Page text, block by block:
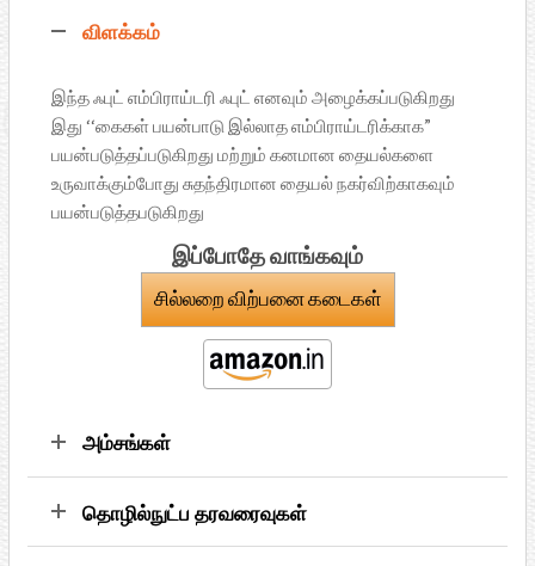
e
o
o
k
i
t
e
r
i
l
s
A
p
p
விளக்கம்
இந்த ஃபுட் எம்பிராய்டரி ஃபுட் எனவும் அழைக்கப்படுகிறது
இது ‘‘கைகள் பயன்பாடு இல்லாத எம்பிராய்டரிக்காக”
பயன்படுத்தப்படுகிறது மற்றும் கனமான தையல்களை
உருவாக்கும்போது சுதந்திரமான தையல் நகர்விற்காகவும்
பயன்படுத்தபடுகிறது
இப்போதே வாங்கவும்
சில்லறை விற்பனை கடைகள்
அம்சங்கள்
தொழில்நுட்ப தரவரைவுகள்